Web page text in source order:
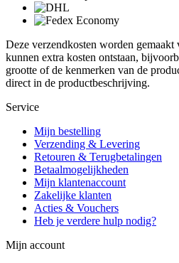
Deze verzendkosten worden
kunnen extra kosten ontstaan,
grootte of de kenmerken van de
direct in de productbeschrijving.
Service
Mijn bestelling
Verzending & Levering
Retouren & Terugbetalingen
Betaalmogelijkheden
Mijn klantenaccount
Zakelijke klanten
Acties & Vouchers
Heb je verdere hulp nodig?
Mijn account